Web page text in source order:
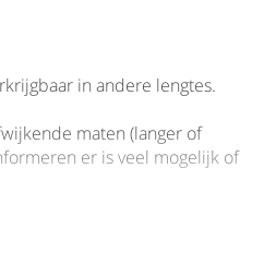
in andere lengtes.
maten (langer of
er is veel mogelijk of